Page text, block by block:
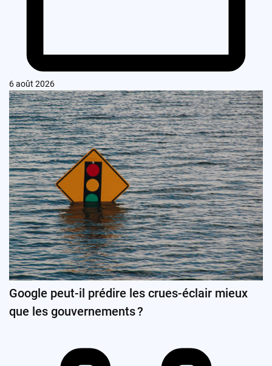
6 août 2026
Google peut-il prédire les crues-éclair mieux
que les gouvernements ?